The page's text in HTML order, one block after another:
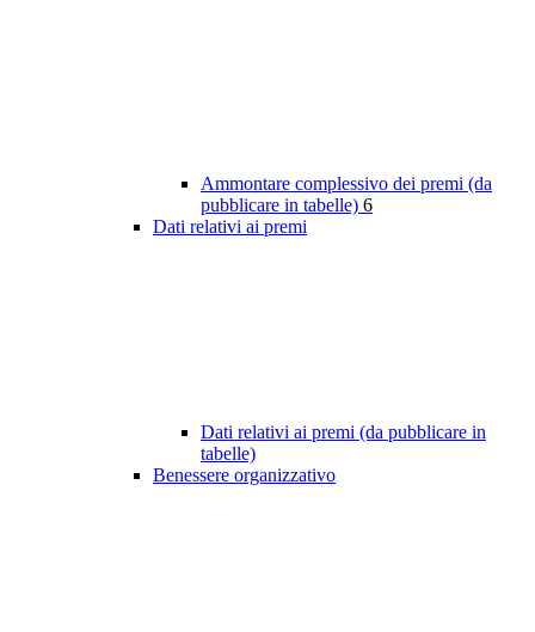
Ammontare complessivo dei premi (da
pubblicare in tabelle) 6
Dati relativi ai premi
Dati relativi ai premi (da pubblicare in
tabelle)
Benessere organizzativo